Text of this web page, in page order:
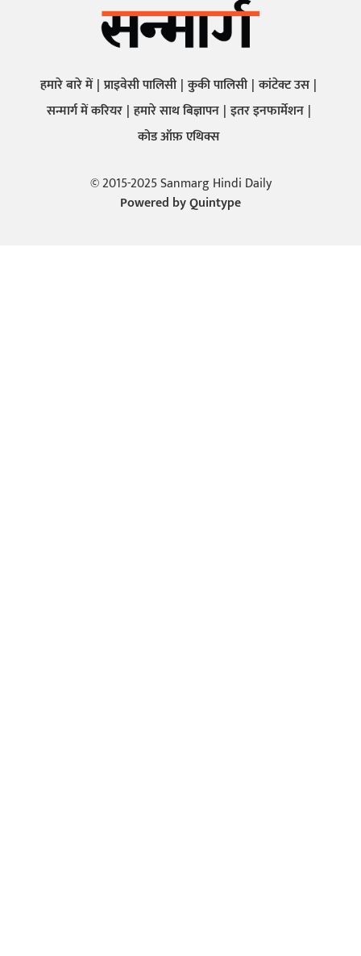
हमारे बारे में प्राइवेसी पालिसी कुकी पालिसी कांटेक्ट उस
सन्मार्ग में करियर हमारे साथ बिज्ञापन इतर इनफार्मेशन
कोड ऑफ़ एथिक्स
© 2015-2025 Sanmarg Hindi Daily
Powered byQuintype